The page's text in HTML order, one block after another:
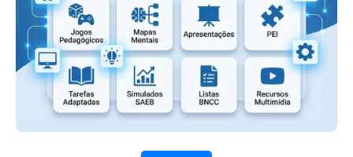
→Preposição
→Ambiguidade
→Metáfora
Ironia